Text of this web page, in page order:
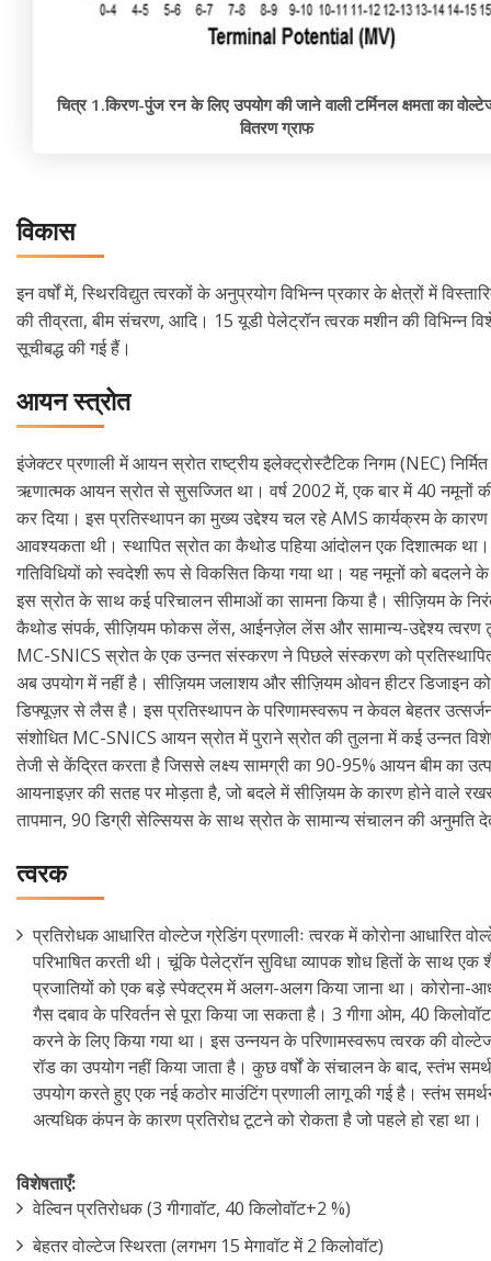
चित्र 1.किरण-पुंज रन के लिए उपयोग की जाने वाली टर्मिनल क्षमता का
वितरण ग्राफ
विकास
इन वर्षों में, स्थिरविद्युत त्वरकों के अनुप्रयोग विभिन्न प्रकार के क्षेत्रों में
की तीव्रता, बीम संचरण, आदि। 15 यूडी पेलेट्रॉन त्वरक मशीन की विभिन्न
सूचीबद्ध की गई हैं।
आयन स्त्रोत
इंजेक्टर प्रणाली में आयन स्रोत राष्ट्रीय इलेक्ट्रोस्टैटिक निगम (NEC)
ऋणात्मक आयन स्रोत से सुसज्जित था। वर्ष 2002 में, एक बार में 40 नमूनों
कर दिया। इस प्रतिस्थापन का मुख्य उद्देश्य चल रहे AMS कार्यक्रम के
आवश्यकता थी। स्थापित स्रोत का कैथोड पहिया आंदोलन एक दिशात्मक
गतिविधियों को स्वदेशी रूप से विकसित किया गया था। यह नमूनों को
इस स्रोत के साथ कई परिचालन सीमाओं का सामना किया है। सीज़ियम के
कैथोड संपर्क, सीज़ियम फोकस लेंस, आईनज़ेल लेंस और सामान्य-उद्देश्य त्वरण
MC-SNICS स्रोत के एक उन्नत संस्करण ने पिछले संस्करण को
अब उपयोग में नहीं है। सीज़ियम जलाशय और सीज़ियम ओवन हीटर डिजाइन
डिफ्यूज़र से लैस है। इस प्रतिस्थापन के परिणामस्वरूप न केवल बेहतर
संशोधित MC-SNICS आयन स्रोत में पुराने स्रोत की तुलना में कई उन्नत
तेजी से केंद्रित करता है जिससे लक्ष्य सामग्री का 90-95% आयन बीम का
आयनाइज़र की सतह पर मोड़ता है, जो बदले में सीज़ियम के कारण होने वाले
तापमान, 90 डिग्री सेल्सियस के साथ स्रोत के सामान्य संचालन की अनुमति
त्वरक
प्रतिरोधक आधारित वोल्टेज ग्रेडिंग प्रणालीः त्वरक में कोरोना आधारित
परिभाषित करती थी। चूंकि पेलेट्रॉन सुविधा व्यापक शोध हितों के साथ
प्रजातियों को एक बड़े स्पेक्ट्रम में अलग-अलग किया जाना था। कोरोना-
गैस दबाव के परिवर्तन से पूरा किया जा सकता है। 3 गीगा ओम, 40
करने के लिए किया गया था। इस उन्नयन के परिणामस्वरूप त्वरक की
रॉड का उपयोग नहीं किया जाता है। कुछ वर्षों के संचालन के बाद, स्तंभ
उपयोग करते हुए एक नई कठोर माउंटिंग प्रणाली लागू की गई है। स्तंभ
अत्यधिक कंपन के कारण प्रतिरोध टूटने को रोकता है जो पहले हो रहा था।
विशेषताएँ:
वेल्विन प्रतिरोधक (3 गीगावॉट, 40 किलोवॉट+2 %)
बेहतर वोल्टेज स्थिरता (लगभग 15 मेगावॉट में 2 किलोवॉट)